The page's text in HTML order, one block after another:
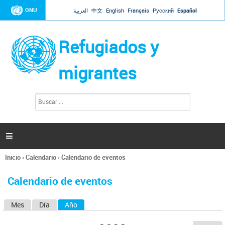
Jump to navigation
ONU العربية 中文 English Français Русский Español
Refugiados y
migrantes
l
s

Se
usted
Inicio›Calendario›Calendario de eventos
Calendario de eventos
Mes Día Año